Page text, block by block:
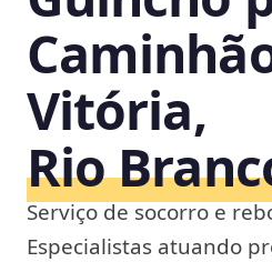
Vitória,
Rio
Serviço de socorro e
Especialistas atuando